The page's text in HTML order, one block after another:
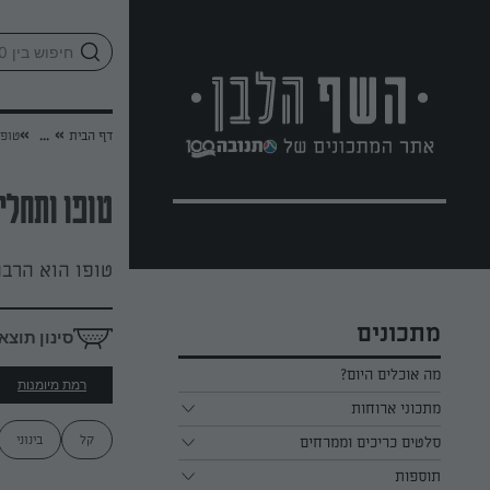
מתכונים
מה אוכלים היום?
מתכוני ארוחות
ארוחת בוקר
ארוחת צהריים
סלטים כריכים וממרחים
כל הסלטים כריכים וממרחים
תוספות
דף הבית »
...
»
טופו
טופו הוא
סינון
רמת מיומנות
קל בינוני